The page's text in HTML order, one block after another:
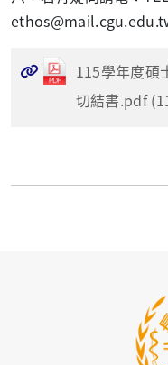
115學年度碩
切結書.pdf